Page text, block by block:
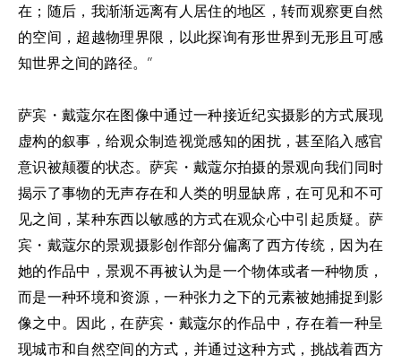
在；随后，我渐渐远离有人居住的地区，转而观察更自然
的空间，超越物理界限，以此探询有形世界到无形且可感
知世界之间的路径。”
萨宾・戴蔻尔在图像中通过一种接近纪实摄影的方式展现
虚构的叙事，给观众制造视觉感知的困扰，甚至陷入感官
意识被颠覆的状态。萨宾・戴蔻尔拍摄的景观向我们同时
揭示了事物的无声存在和人类的明显缺席，在可见和不可
见之间，某种东西以敏感的方式在观众心中引起质疑。萨
宾・戴蔻尔的景观摄影创作部分偏离了西方传统，因为在
她的作品中，景观不再被认为是一个物体或者一种物质，
而是一种环境和资源，一种张力之下的元素被她捕捉到影
像之中。因此，在萨宾・戴蔻尔的作品中，存在着一种呈
现城市和自然空间的方式，并通过这种方式，挑战着西方